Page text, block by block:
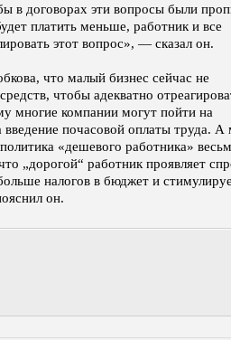
в договорах эти вопросы были
платить меньше, работник и все
этот вопрос», — сказал он.
что малый бизнес сейчас не
чтобы адекватно
многие компании могут пойти на
введение почасовой оплаты труда.
«дешевого работника»
„дорогой“ работник проявляет
налогов в бюджет и
он.